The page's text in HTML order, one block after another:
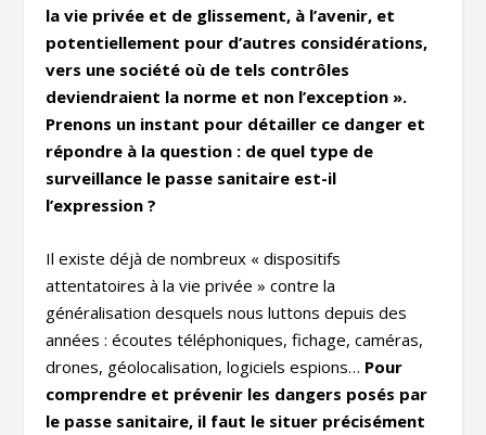
la vie privée et de glissement, à l’avenir, et
potentiellement pour d’autres considérations,
vers une société où de tels contrôles
deviendraient la norme et non l’exception ».
Prenons un instant pour détailler ce danger et
répondre à la question : de quel type de
surveillance le passe sanitaire est-il
l’expression ?
Il existe déjà de nombreux « dispositifs
attentatoires à la vie privée » contre la
généralisation desquels nous luttons depuis des
années : écoutes téléphoniques, fichage, caméras,
drones, géolocalisation, logiciels espions… Pour
comprendre et prévenir les dangers posés par
le passe sanitaire, il faut le situer précisément